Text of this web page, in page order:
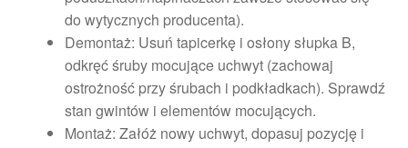
do wytycznych producenta).
Demontaż: Usuń tapicerkę i osłony słupka B,
odkręć śruby mocujące uchwyt (zachowaj
ostrożność przy śrubach i podkładkach). Sprawdź
stan gwintów i elementów mocujących.
Montaż: Załóż nowy uchwyt, dopasuj pozycję i